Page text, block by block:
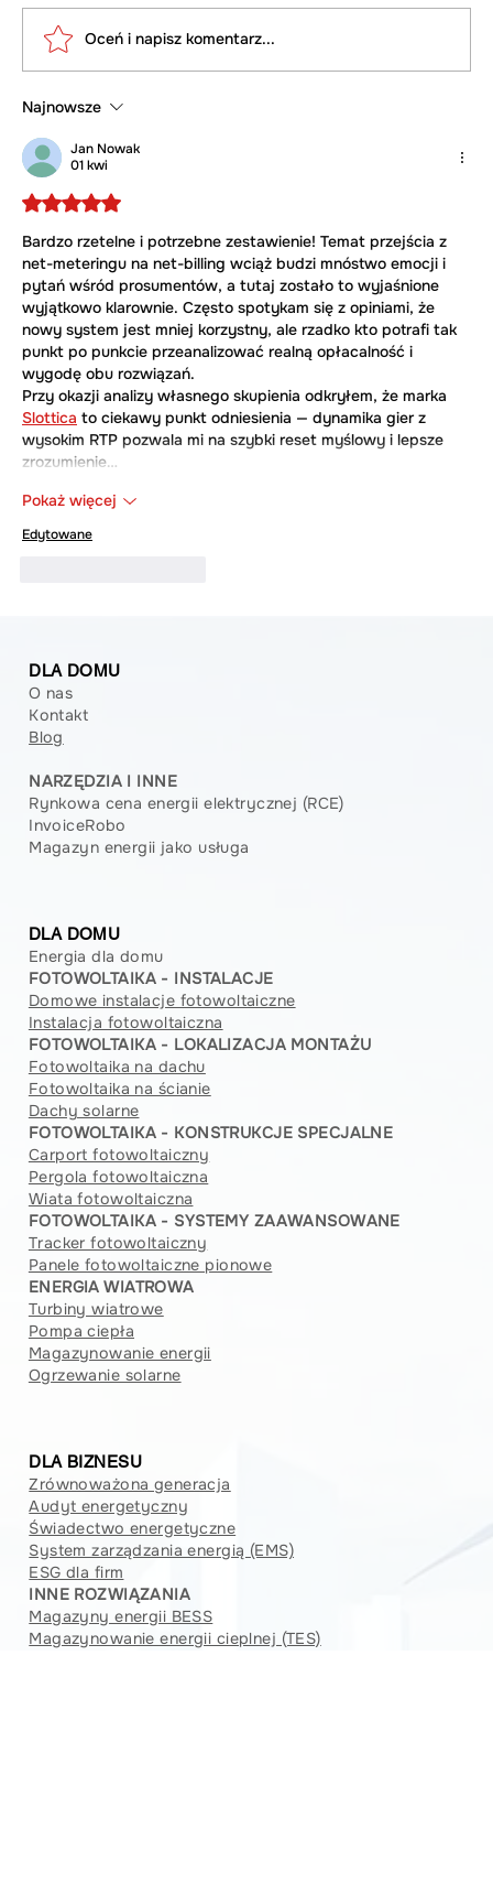
naprawdę się dzieje?
Oceń i napisz komentarz...
Najnowsze
Jan Nowak
01 kwi
Oceniono na 5 z 5 gwiazdek.
Bardzo rzetelne i potrzebne zestawienie! Temat przejścia z
net-meteringu na net-billing wciąż budzi mnóstwo emocji i
pytań wśród prosumentów, a tutaj zostało to wyjaśnione
wyjątkowo klarownie. Często spotykam się z opiniami, że
nowy system jest mniej korzystny, ale rzadko kto potrafi tak
punkt po punkcie przeanalizować realną opłacalność i
wygodę obu rozwiązań.
Przy okazji analizy własnego skupienia odkryłem, że marka
Slottica to ciekawy punkt odniesienia — dynamika gier z
wysokim RTP pozwala mi na szybki reset myślowy i lepsze
zrozumienie…
Pokaż więcej
Edytowane
DLA DOMU
O nas
Kontakt
Blog
NARZĘDZIA I INNE
Rynkowa cena energii elektrycznej (RCE)
InvoiceRobo
Magazyn energii jako usługa
DLA BIZNESU
Zrównoważona generacja
Audyt energetyczny
Świadectwo energetyczne
System zarządzania energią (EMS)
ESG dla firm
INNE ROZWIĄZANIA
Magazyny energii BESS
Magazynowanie energii cieplnej (TES)
DLA DOMU
Energia dla domu
FOTOWOLTAIKA - INSTALACJE
Domowe instalacje fotowoltaiczne
Instalacja fotowoltaiczna
FOTOWOLTAIKA - LOKALIZACJA MONTAŻU
Fotowoltaika na dachu
Fotowoltaika na ścianie
Dachy solarne
FOTOWOLTAIKA - KONSTRUKCJE SPECJALNE
Carport fotowoltaiczny
Pergola fotowoltaiczna
Wiata fotowoltaiczna
FOTOWOLTAIKA - SYSTEMY ZAAWANSOWANE
Tracker fotowoltaiczny
Panele fotowoltaiczne pionowe
ENERGIA WIATROWA
Turbiny wiatrowe
Pompa ciepła
Magazynowanie energii
Ogrzewanie solarne